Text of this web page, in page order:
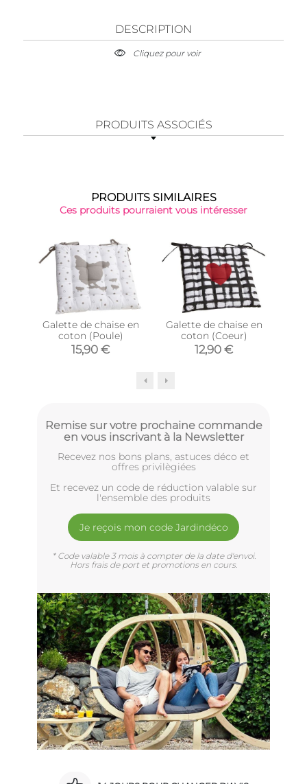
DESCRIPTION
Cliquez pour voir
PRODUITS ASSOCIÉS
PRODUITS SIMILAIRES
Ces produits pourraient vous intéresser
Galette de chaise en
coton (Poule)
15,90 €
Galette de chaise en
coton (Coeur)
12,90 €
Remise sur votre prochaine commande
en vous inscrivant à la Newsletter
Recevez nos bons plans, astuces déco et
offres privilègiées
Et recevez un code de réduction valable sur
l'ensemble des produits
Je reçois mon code Jardindéco
* Code valable 3 mois à compter de la date d'envoi.
Hors frais de port et promotions en cours.